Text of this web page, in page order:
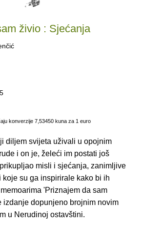
živio : Sjećanja
konverzije 7,53450 kuna za 1 euro
diljem svijeta uživali u opojnim
i on je, želeći im postati još
misli i sjećanja, zanimljive
su ga inspirirale kako bi ih
'Priznajem da sam
izdanje dopunjeno brojnim novim
u Nerudinoj ostavštini.